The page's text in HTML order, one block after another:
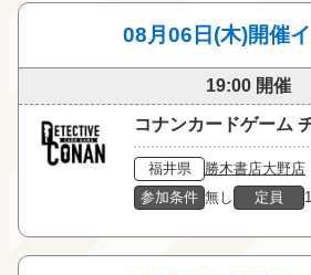
08月06日(木)開催
19:00 開催
コナンカードゲーム
福井県
勝木書店大野店
参加条件 無し 定員